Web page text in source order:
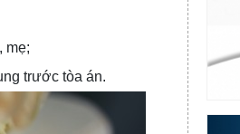
mẹ;
trước tòa án.